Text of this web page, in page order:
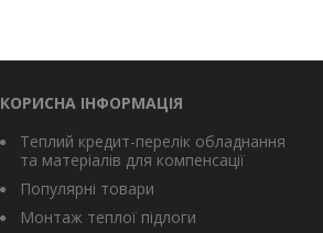
КОРИСНА ІНФОРМАЦІЯ
Теплий кредит-перелік обладнання
та матеріалів для компенсації
Популярні товари
Монтаж теплої підлоги